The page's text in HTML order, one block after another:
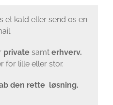
et kald eller send os en
privatesamt erhverv.
for lille eller stor.
den rette løsning.